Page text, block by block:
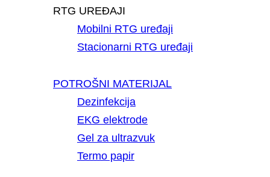
RTG UREĐAJI
Mobilni RTG uređaji
Stacionarni RTG uređaji
POTROŠNI MATERIJAL
Dezinfekcija
EKG elektrode
Gel za ultrazvuk
Termo papir